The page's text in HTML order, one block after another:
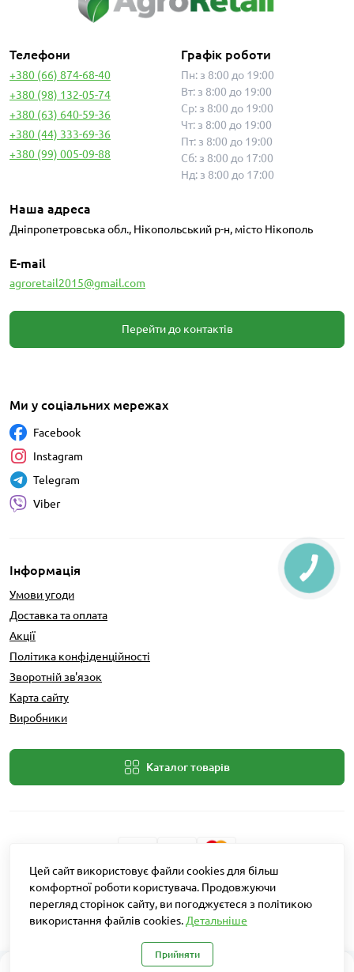
Телефони
+380 (66) 874-68-40
+380 (98) 132-05-74
+380 (63) 640-59-36
+380 (44) 333-69-36
+380 (99) 005-09-88
Графік роботи
Пн: з 8:00 до 19:00
Вт: з 8:00 до 19:00
Ср: з 8:00 до 19:00
Чт: з 8:00 до 19:00
Пт: з 8:00 до 19:00
Сб: з 8:00 до 17:00
Нд: з 8:00 до 17:00
Наша адреса
Дніпропетровська обл., Нікопольський р-н, місто Нікополь
E-mail
agroretail2015@gmail.com
Перейти до контактів
Інформація
Умови угоди
Доставка та оплата
Акції
Політика конфіденційності
Зворотній зв'язок
Карта сайту
Виробники
Каталог товарів
Ми у соціальних мережах
Facebook
Instagram
Telegram
Viber
Розробник: Intent Solutions
Агро Рітейл © 2026
Цей сайт використовує файли cookies для більш
комфортної роботи користувача. Продовжуючи
перегляд сторінок сайту, ви погоджуєтеся з політикою
використання файлів cookies. Детальніше
Прийняти